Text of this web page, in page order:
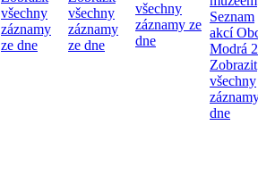
všechny
záznamy
ze dne
všechny
záznamy
ze dne
všechny
záznamy ze
dne
Seznam
akcí
Modrá
Zobrazit
všechny
dne